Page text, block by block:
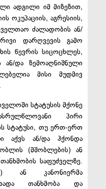
ადგილი იმ მიზეზით,
ოკუპაციის, აგრესიის,
ძალადობის ან/
დარღვევის გამო
წევრის სიცოცხლეს,
და ზემოაღნიშნული
მისი მუდმივ
სტატუსის მქონე
პირი
სტატუსი, თუ ერთ-ერთ
აქვს ან/და ჰქონდა
(მშობლების) ან
საფუძველზე.
ან კანონიერმა
თანხმობა და